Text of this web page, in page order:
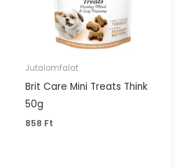
Jutalomfalat
Brit Care Mini Treats Think
50g
858 Ft